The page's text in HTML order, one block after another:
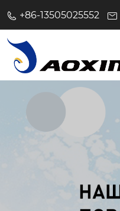
+86-13505025552